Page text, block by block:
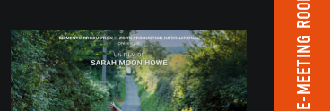
E-MEETING ROOM